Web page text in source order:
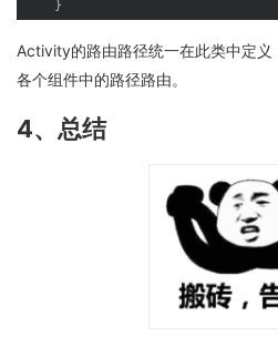
Activity的路由路径统一在此类中定义
各个组件中的路径路由。
4、总结